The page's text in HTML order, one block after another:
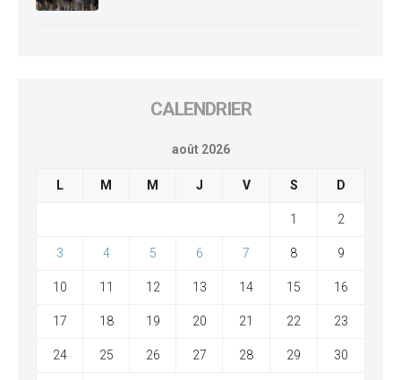
CALENDRIER
août 2026
L M M J V S D
1 2
3 4 5 6 7 8 9
10 11 12 13 14 15 16
17 18 19 20 21 22 23
24 25 26 27 28 29 30